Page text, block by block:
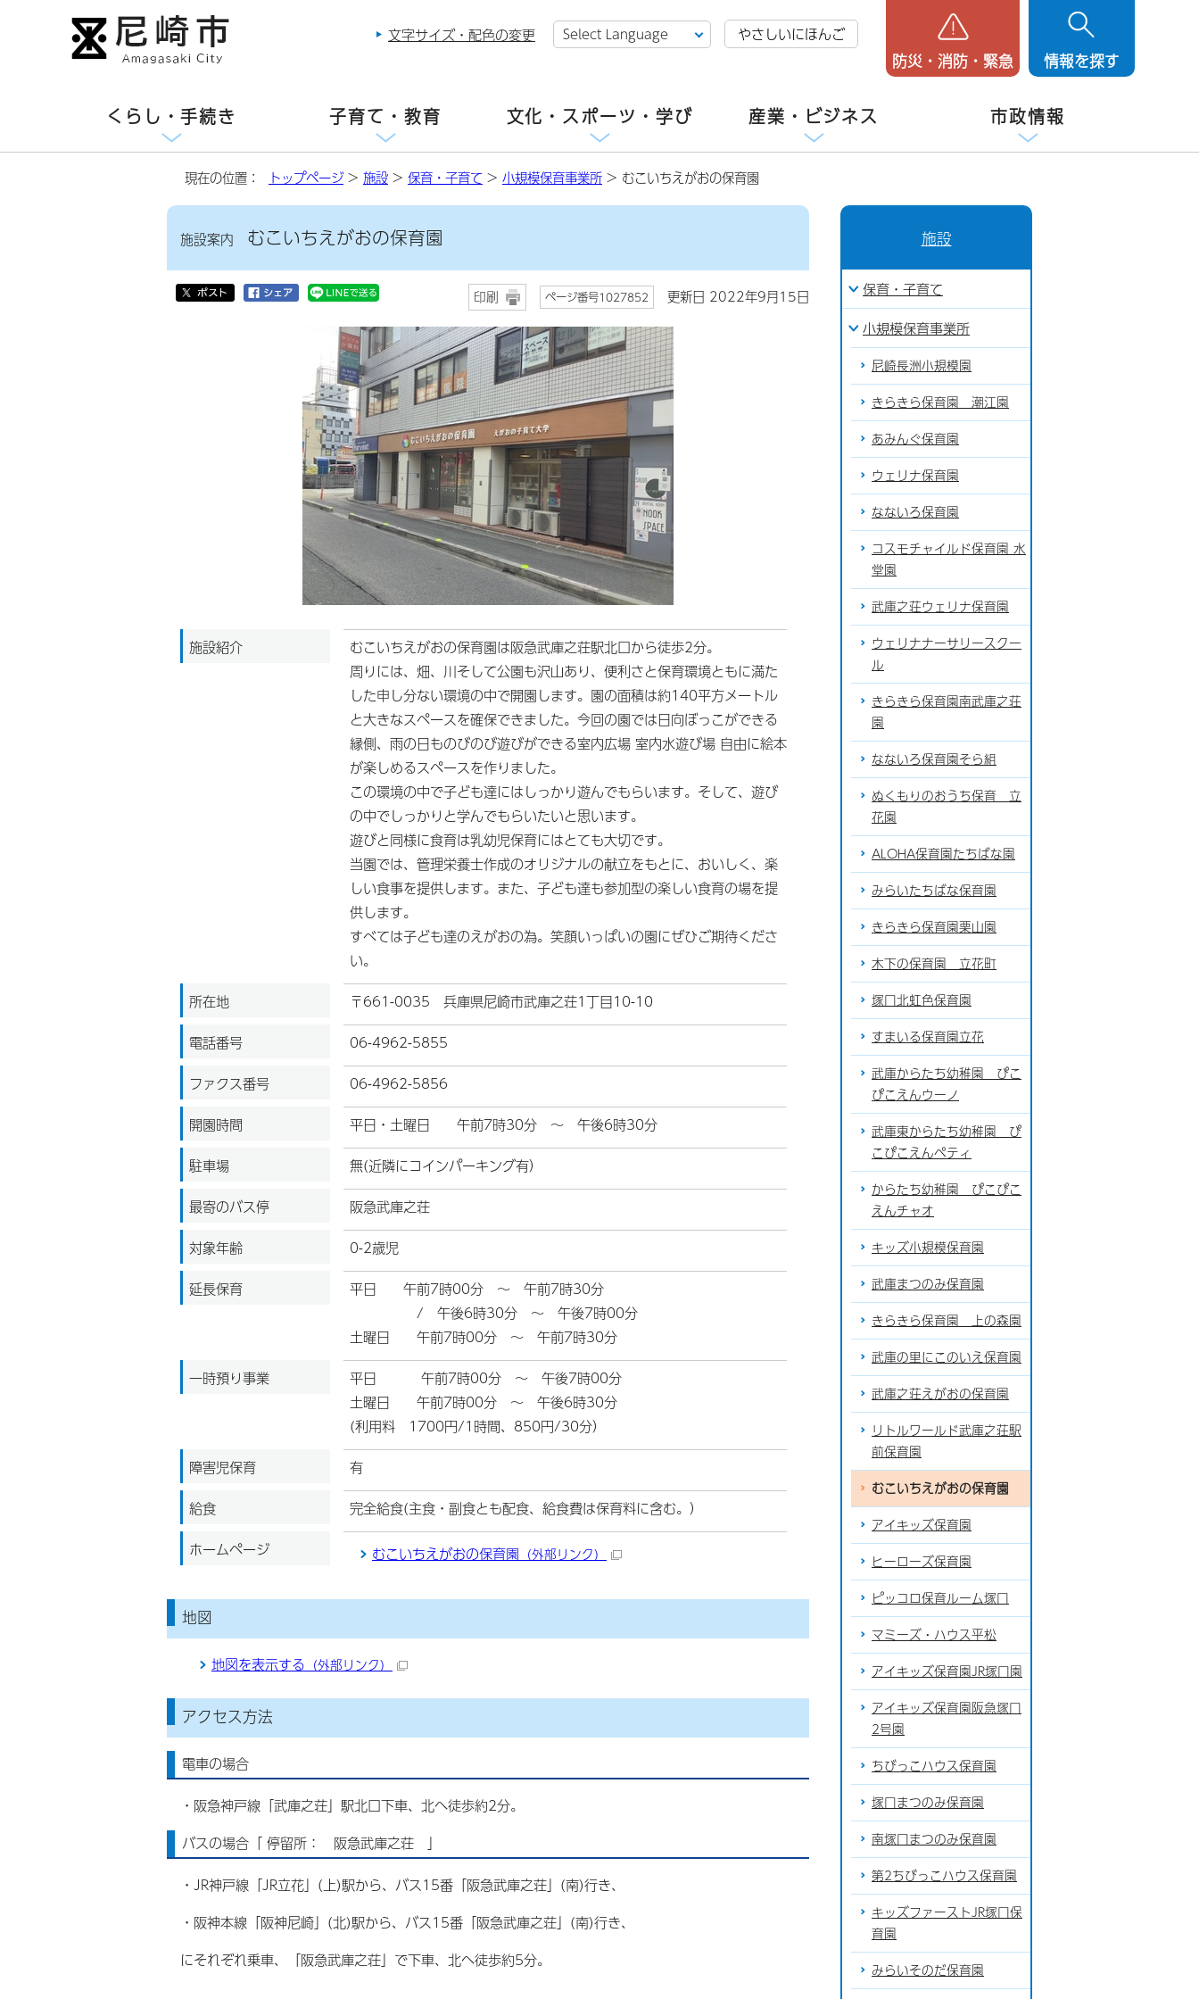
文字サイズ・配色の変更 やさしいにほんご
防災・消防・緊急 情報を探す
くらし・手続き 子育て・教育 文化・スポーツ・学び 産業・ビジネス 市政情報
現在の位置： トップページ> 施設 > 保育・子育て > 小規模保育事業所 > むこいちえがおの保育園
施設案内 むこいちえがおの保育園
印刷 ページ番号1027852 更新日 2022年9月15日
施設紹介
むこいちえがおの保育園は阪急武庫之荘駅北口から徒歩2分。
周りには、畑、川そして公園も沢山あり、便利さと保育環境ともに満た
した申し分ない環境の中で開園します。園の面積は約140平方メートル
と大きなスペースを確保できました。今回の園では日向ぼっこができる
縁側、雨の日ものびのび遊びができる室内広場 室内水遊び場 自由に絵本
が楽しめるスペースを作りました。
この環境の中で子ども達にはしっかり遊んでもらいます。そして、遊び
の中でしっかりと学んでもらいたいと思います。
遊びと同様に食育は乳幼児保育にはとても大切です。
当園では、管理栄養士作成のオリジナルの献立をもとに、おいしく、楽
しい食事を提供します。また、子ども達も参加型の楽しい食育の場を提
供します。
すべては子ども達のえがおの為。笑顔いっぱいの園にぜひご期待くださ
い。
所在地
〒661-0035 兵庫県尼崎市武庫之荘1丁目10-10
電話番号
06-4962-5855
ファクス番号
06-4962-5856
開園時間
平日・土曜日 午前7時30分 ～ 午後6時30分
駐車場
無(近隣にコインパーキング有）
最寄のバス停
阪急武庫之荘
対象年齢
0-2歳児
延長保育
平日 午前7時00分 ～ 午前7時30分
/ 午後6時30分 ～ 午後7時00分
土曜日 午前7時00分 ～ 午前7時30分
一時預り事業
平日 午前7時00分 ～ 午後7時00分
土曜日 午前7時00分 ～ 午後6時30分
(利用料 1700円/1時間、850円/30分）
障害児保育
有
給食
完全給食(主食・副食とも配食、給食費は保育料に含む。）
ホームページ
むこいちえがおの保育園 （外部リンク）
地図
地図を表示する （外部リンク）
アクセス方法
電車の場合
・阪急神戸線「武庫之荘」駅北口下車、北へ徒歩約2分。
バスの場合「 停留所： 阪急武庫之荘 」
・JR神戸線「JR立花」(上)駅から、バス15番「阪急武庫之荘」(南)行き、
・阪神本線「阪神尼崎」(北)駅から、バス15番「阪急武庫之荘」(南)行き、
にそれぞれ乗車、「阪急武庫之荘」で下車、北へ徒歩約5分。
施設
保育・子育て
小規模保育事業所
尼崎長洲小規模園
きらきら保育園 潮江園
あみんぐ保育園
ウェリナ保育園
なないろ保育園
コスモチャイルド保育園 水
堂園
武庫之荘ウェリナ保育園
ウェリナナーサリースクー
ル
きらきら保育園南武庫之荘
園
なないろ保育園そら組
ぬくもりのおうち保育 立
花園
ALOHA保育園たちばな園
みらいたちばな保育園
きらきら保育園栗山園
木下の保育園 立花町
塚口北虹色保育園
すまいる保育園立花
武庫からたち幼稚園 ぴこ
ぴこえんウーノ
武庫東からたち幼稚園 ぴ
こぴこえんペティ
からたち幼稚園 ぴこぴこ
えんチャオ
キッズ小規模保育園
武庫まつのみ保育園
きらきら保育園 上の森園
武庫の里にこのいえ保育園
武庫之荘えがおの保育園
リトルワールド武庫之荘駅
前保育園
むこいちえがおの保育園
アイキッズ保育園
ヒーローズ保育園
ピッコロ保育ルーム塚口
マミーズ・ハウス平松
アイキッズ保育園JR塚口園
アイキッズ保育園阪急塚口
2号園
ちびっこハウス保育園
塚口まつのみ保育園
南塚口まつのみ保育園
第2ちびっこハウス保育園
キッズファーストJR塚口保
育園
みらいそのだ保育園